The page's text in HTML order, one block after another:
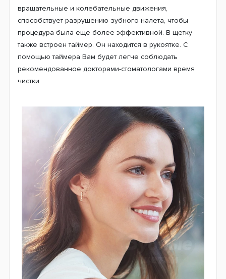
оригинальной зубной щеткойOral-B D16 Pro 750
3DWhite Pink + футляр. Она отличается своей особой
эффективностью, гарантирует превосходный результат.
Щетка производит более качественную очистку,
нежели любая мануальная щетка для зубов.